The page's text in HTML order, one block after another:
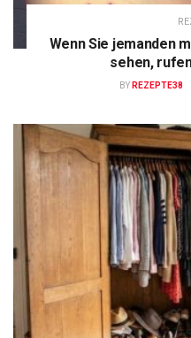
Wenn Sie jemanden
sehen,
BY REZEPTE38